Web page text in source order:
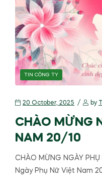
TIN CÔNG TY
20 October, 2025 by
CHÀO MỪNG
NAM 20/10
CHÀO MỪNG NGÀY
Ngày Phụ Nữ Việt Nam